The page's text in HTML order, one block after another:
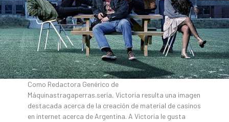
Como Redactora Genérico de
Máquinastragaperras.serí­a, Victoria resulta una imagen
destacada acerca de la creación de material de casinos
en internet acerca de Argentina. A Victoria le gusta